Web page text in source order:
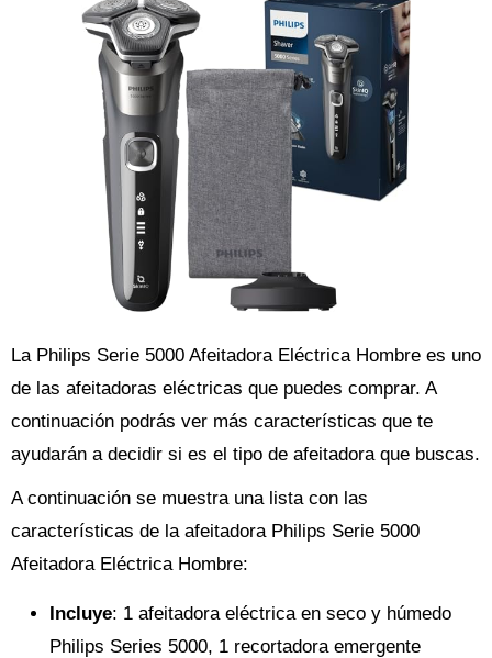
La Philips Serie 5000 Afeitadora Eléctrica Hombre es uno
de las afeitadoras eléctricas que puedes comprar. A
continuación podrás ver más características que te
ayudarán a decidir si es el tipo de afeitadora que buscas.
A continuación se muestra una lista con las
características de la afeitadora Philips Serie 5000
Afeitadora Eléctrica Hombre:
Incluye: 1 afeitadora eléctrica en seco y húmedo
Philips Series 5000, 1 recortadora emergente